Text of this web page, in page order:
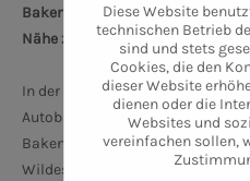
Bakenhuser Esch 8, 26197
Nähe zum Oldenburger Schloss:
In der Nähe von Oldenburg und
Autobahndreiecks Ahlhorner
Bakenhus, ruhig und idyllisch
Wildeshauser Geest. Der Hof
Diese Website
technischen Betrieb
sind und stets
Cookies, die den
dieser Website
dienen oder die
Websites und
vereinfachen sollen,